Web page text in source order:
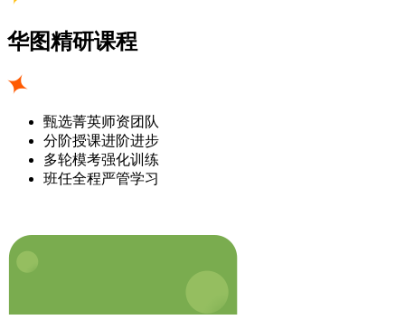
华图精研课程
甄选菁英师资团队
分阶授课进阶进步
多轮模考强化训练
班任全程严管学习